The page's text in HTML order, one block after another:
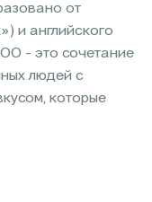
от
и английского
- это сочетание
людей с
которые